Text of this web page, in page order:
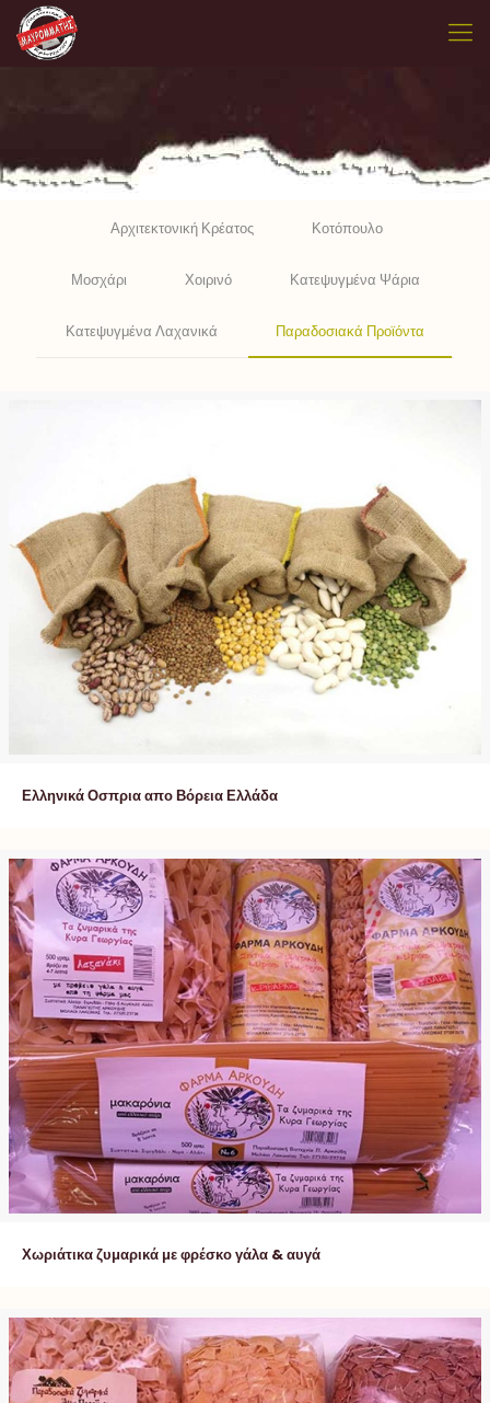
Αρχιτεκτονική Κρέατος Κοτόπουλο
Μοσχάρι Χοιρινό Κατεψυγμένα Ψάρια
Κατεψυγμένα Λαχανικά Παραδοσιακά Προϊόντα
Ελληνικά Οσπρια απο Βόρεια Ελλάδα
Χωριάτικα ζυμαρικά με φρέσκο γάλα & αυγά